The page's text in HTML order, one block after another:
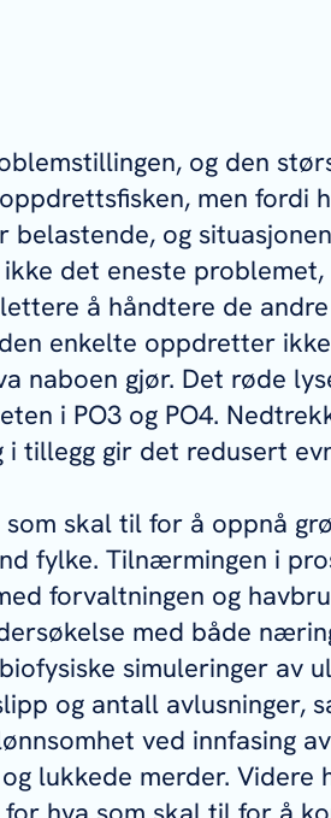
og den
men fordi
og
det eneste
å håndtere de
enkelte oppdretter
naboen gjør. Det røde
i PO3 og PO4.
i tillegg gir det redusert
skal til for å oppnå
fylke. Tilnærmingen i
forvaltningen og
med både
simuleringer av
og antall avlusninger,
ved innfasing
lukkede merder. Videre